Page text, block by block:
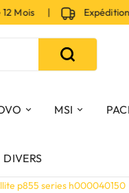
Mois | Expédition
MSI
DIVERS
p855 series h000040150